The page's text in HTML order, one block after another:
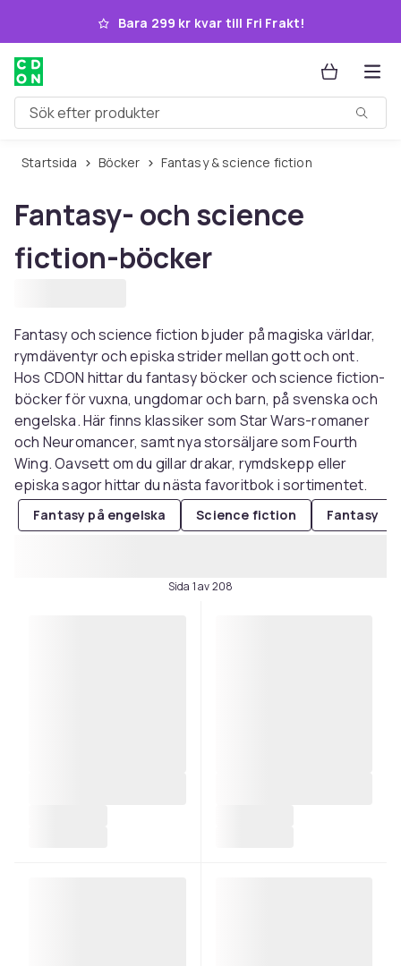
Hoppa till huvudinnehållet
Bara 299 kr kvar till Fri Frakt!
Sök efter produkter
Startsida Böcker Fantasy & science fiction
Fantasy- och science
fiction-böcker
Fantasy och science fiction bjuder på magiska världar,
rymdäventyr och episka strider mellan gott och ont.
Hos CDON hittar du fantasy böcker och science fiction-
böcker för vuxna, ungdomar och barn, på svenska och
engelska. Här finns klassiker som Star Wars-romaner
och Neuromancer, samt nya storsäljare som Fourth
Wing. Oavsett om du gillar drakar, rymdskepp eller
episka sagor hittar du nästa favoritbok i sortimentet.
Fantasy på engelska Science fiction Fantasy
Sida 1 av 208